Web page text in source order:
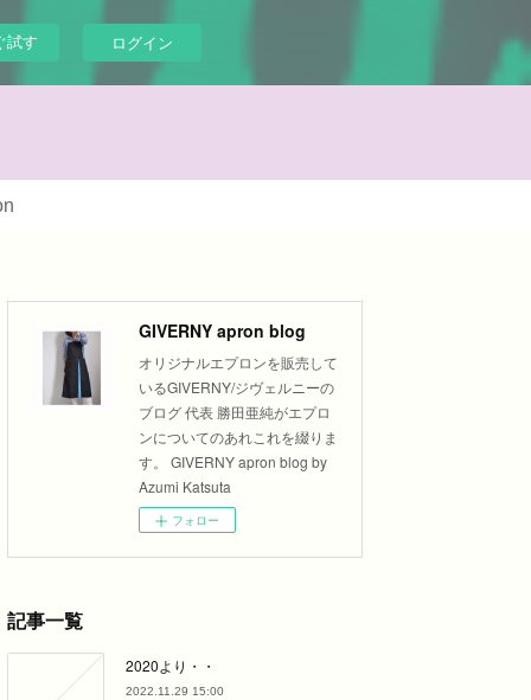
試す ログイン
GIVERNY apron blog
オリジナルエプロンを販売して
いるGIVERNY/ジヴェルニーの
ブログ 代表 勝田亜純がエプロ
ンについてのあれこれを綴りま
す。 GIVERNY apron blog by
Azumi Katsuta
フォロー
記事一覧
2020より・・
2022.11.29 15:00